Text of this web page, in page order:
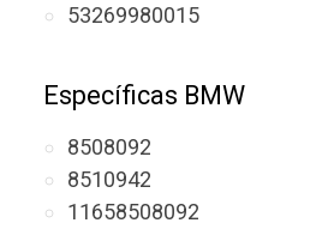
53269980015
Específicas BMW
8508092
8510942
11658508092